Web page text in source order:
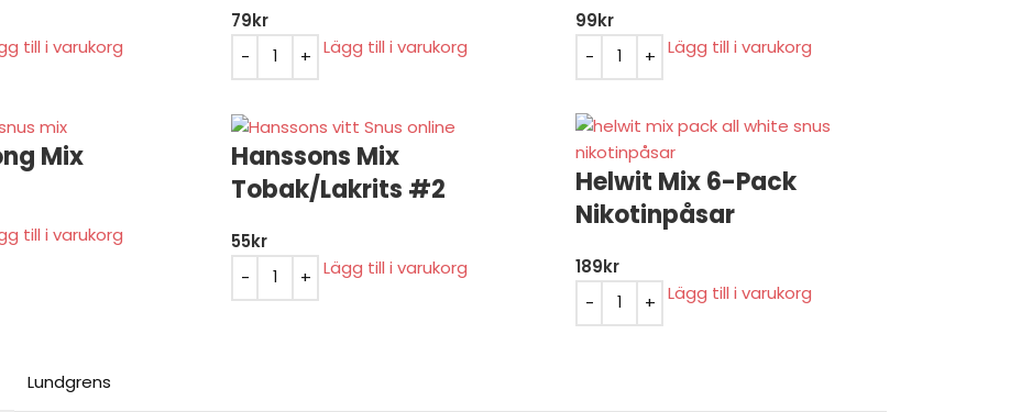
till i varukorg
79kr
Lägg till i varukorg
99kr
Lägg till i varukorg
Mix
till i varukorg
Hanssons Mix
Tobak/Lakrits #2
55kr
Lägg till i varukorg
Helwit Mix 6-Pack
Nikotinpåsar
189kr
Lägg till i varukorg
Lundgrens